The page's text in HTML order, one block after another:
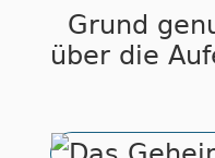
Grund
über die